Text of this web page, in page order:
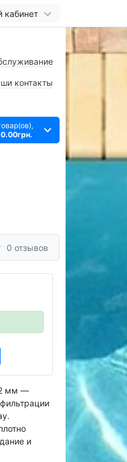
кабинет
контакты
0.00грн.
0 отзывов
мм —
и